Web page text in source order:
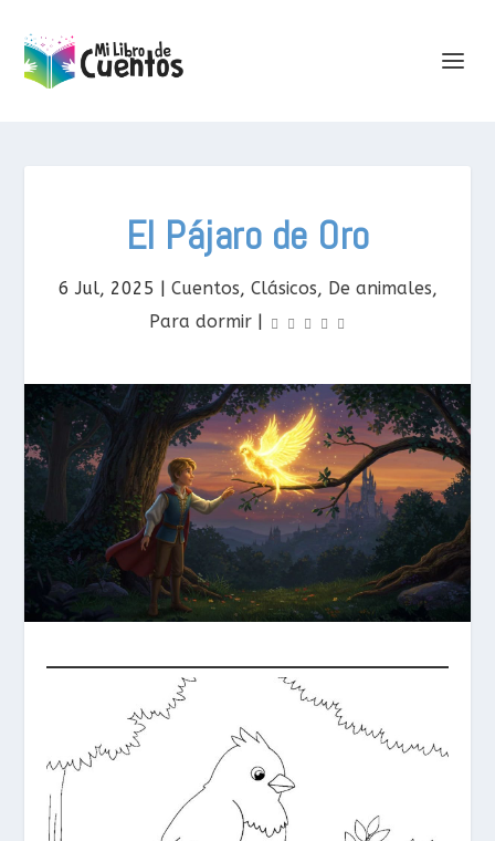
El Pájaro de Oro
6 Jul, 2025 | Cuentos, Clásicos, De animales,
Para dormir |